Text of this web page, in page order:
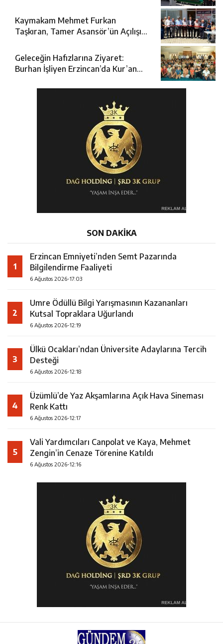
Kaymakam Mehmet Furkan
Taşkıran, Tamer Asansör’ün Açılışına
Geleceğin Hafızlarına Ziyaret:
Burhan İşliyen Erzincan’da Kur’an
SON DAKİKA
1
Erzincan Emniyeti’nden Semt Pazarında
Bilgilendirme Faaliyeti
6 Ağustos 2026-17:03
2
Umre Ödüllü Bilgi Yarışmasının Kazananları
Kutsal Topraklara Uğurlandı
6 Ağustos 2026-12:19
3
Ülkü Ocakları’ndan Üniversite Adaylarına Tercih
Desteği
6 Ağustos 2026-12:18
4
Üzümlü’de Yaz Akşamlarına Açık Hava Sineması
Renk Kattı
6 Ağustos 2026-12:17
5
Vali Yardımcıları Canpolat ve Kaya, Mehmet
Zengin’in Cenaze Törenine Katıldı
6 Ağustos 2026-12:16